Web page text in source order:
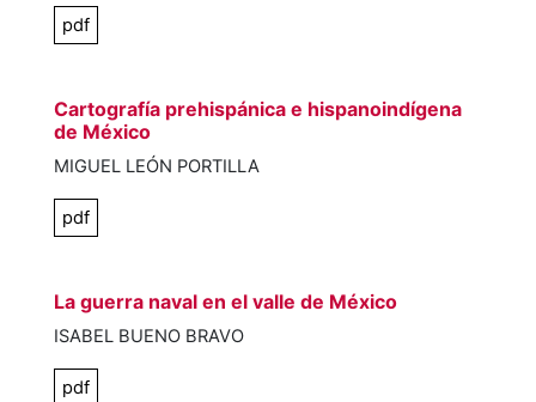
pdf
Cartografía prehispánica e hispanoindígena
de México
MIGUEL LEÓN PORTILLA
pdf
La guerra naval en el valle de México
ISABEL BUENO BRAVO
pdf